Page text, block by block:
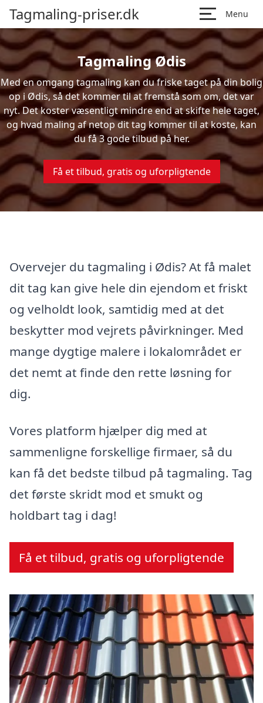
Tagmaling-priser.dk Menu
Tagmaling Ødis
Med en omgang tagmaling kan du friske taget på din bolig
op i Ødis, så det kommer til at fremstå som om, det var
nyt. Det koster væsentligt mindre end at skifte hele taget,
og hvad maling af netop dit tag kommer til at koste, kan
du få 3 gode tilbud på her.
Få et tilbud, gratis og uforpligtende
Overvejer du tagmaling i Ødis? At få malet
dit tag kan give hele din ejendom et friskt
og velholdt look, samtidig med at det
beskytter mod vejrets påvirkninger. Med
mange dygtige malere i lokalområdet er
det nemt at finde den rette løsning for
dig.
Vores platform hjælper dig med at
sammenligne forskellige firmaer, så du
kan få det bedste tilbud på tagmaling. Tag
det første skridt mod et smukt og
holdbart tag i dag!
Få et tilbud, gratis og uforpligtende